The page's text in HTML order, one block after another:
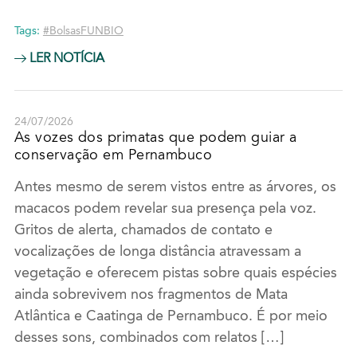
Tags: #BolsasFUNBIO
LER NOTÍCIA
24/07/2026
As vozes dos primatas que podem guiar a
conservação em Pernambuco
Antes mesmo de serem vistos entre as árvores, os
macacos podem revelar sua presença pela voz.
Gritos de alerta, chamados de contato e
vocalizações de longa distância atravessam a
vegetação e oferecem pistas sobre quais espécies
ainda sobrevivem nos fragmentos de Mata
Atlântica e Caatinga de Pernambuco. É por meio
desses sons, combinados com relatos […]